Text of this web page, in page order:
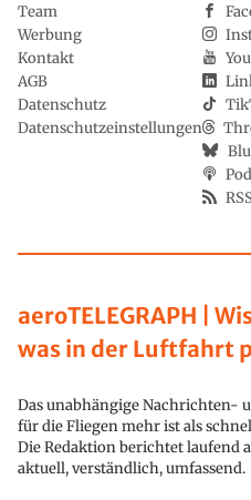
aeroTELEGRAPH |
was in der Luftfahrt
Das unabhängige Nachrichten-
für die Fliegen mehr ist als
Die Redaktion berichtet laufend
aktuell, verständlich, umfassend.
Team
Werbung
Kontakt
AGB
Datenschutz
Datenschutzeinstellungen